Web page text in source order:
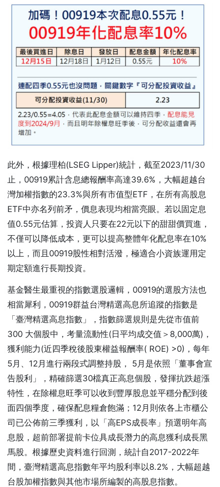
此外，根據理柏(LSEG Lipper)統計，截至2023/11/30
止，00919累計含息總報酬率高達39.6%，大幅超越台
灣加權指數的23.3%與所有市值型ETF，在所有高股息
ETF中亦名列前矛，價息表現均相當亮眼。若以固定息
值0.55元估算，投資人只要在22元以下的甜甜價買進，
不僅可以降低成本，更可以提高整體年化配息率在10%
以上，而且00919股性相對活潑，極適合小資族運用定
期定額進行長期投資。
基金醫生最重視的指數選股邏輯，00919的選股方法也
相當犀利，00919群益台灣精選高息所追蹤的指數是
「臺灣精選高息指數」，指數篩選規則是先從市值前
300 大個股中，考量流動性(日平均成交值＞8,000萬)，
獲利能力(近四季稅後股東權益報酬率( ROE) >0)，每年
5月、12月進行兩段式調整持股， 5月是依照「董事會宣
告股利」，精確篩選30檔真正高息個股，發揮抗跌超漲
特性，在除權息旺季可以收到豐厚股息並平穩分配到後
面四個季度，確保配息糧倉飽滿；12月則依各上市櫃公
司已公佈前三季獲利，以「高EPS成長率」預選明年高
息股，超前部署提前卡位具成長潛力的高息獲利成長黑
馬股。根據歷史資料進行回測，統計自2017-2022年
間，臺灣精選高息指數年平均股利率以8.2%，大幅超越
台股加權指數與其他市場所編製的高股息指數。